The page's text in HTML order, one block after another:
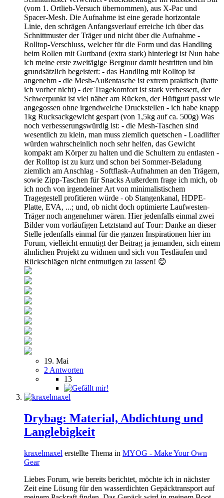
(vom 1. Ortlieb-Versuch übernommen), aus X-Pac und
Spacer-Mesh. Die Aufnahme ist eine gerade horizontale
Linie, den schrägen Anfangsverlauf erreiche ich über das
Schnittmuster der Träger und nicht über die Aufnahme -
Rolltop-Verschluss, welcher für die Form und das Handling
beim Rollen mit Gurtband (extra stark) hinterlegt ist Nun habe
ich meine erste zweitägige Bergtour damit bestritten und bin
grundsätzlich begeistert: - das Handling mit Rolltop ist
angenehm - die Mesh-Außentasche ist extrem praktisch (hatte
ich vorher nicht) - der Tragekomfort ist stark verbessert, der
Schwerpunkt ist viel näher am Rücken, der Hüftgurt passt wie
angegossen ohne irgendwelche Druckstellen - ich habe knapp
1kg Rucksackgewicht gespart (von 1,5kg auf ca. 500g) Was
noch verbesserungswürdig ist: - die Mesh-Taschen sind
wesentlich zu klein, man muss ziemlich quetschen - Loadlifter
würden wahrscheinlich noch sehr helfen, das Gewicht
kompakt am Körper zu halten und die Schultern zu entlasten -
der Rolltop ist zu kurz und schon bei Sommer-Beladung
ziemlich am Anschlag - Softflask-Aufnahmen an den Trägern,
sowie Zipp-Taschen für Snacks Außerdem frage ich mich, ob
ich noch von irgendeiner Art von minimalistischem
Tragegestell profitieren würde - ob Stangenkanal, HDPE-
Platte, EVA, ...; und, ob nicht doch optimierte Laufwesten-
Träger noch angenehmer wären. Hier jedenfalls einmal zwei
Bilder vom vorläufigen Letztstand auf Tour: Danke an dieser
Stelle jedenfalls einmal für die ganzen Inspirationen hier im
Forum, vielleicht ermutigt der Beitrag ja jemanden, sich einem
ähnlichen Projekt zu widmen und sich von Testläufen und
Rückschlägen nicht entmutigen zu lassen! 😊
19. Mai
2 Antworten
13
Drybag: Material, Abdichtung und
Langlebigkeit
kraxelmaxel erstellte Thema in MYOG - Make Your Own
Gear
Liebes Forum, wie bereits berichtet, möchte ich in nächster
Zeit eine Lösung für den wasserdichten Gepäcktransport auf